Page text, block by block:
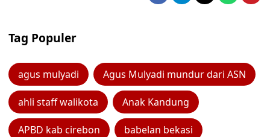
Tag Populer
agus mulyadi Agus Mulyadi mundur dari ASN
ahli staff walikota Anak Kandung
APBD kab cirebon babelan bekasi